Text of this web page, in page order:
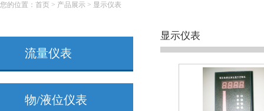
您的位置： 首页 > 产品展示 > 显示仪表
流量仪表
物/液位仪表
显示仪表